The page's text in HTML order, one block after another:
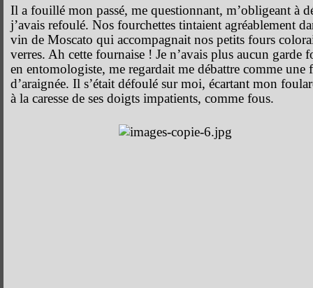
Il a fouillé mon passé, me questionnant, m’obligeant à
j’avais refoulé. Nos fourchettes tintaient agréablement
vin de Moscato qui accompagnait nos petits fours
verres. Ah cette fournaise ! Je n’avais plus aucun garde
en entomologiste, me regardait me débattre comme
d’araignée. Il s’était défoulé sur moi, écartant mon
à la caresse de ses doigts impatients, comme fous.